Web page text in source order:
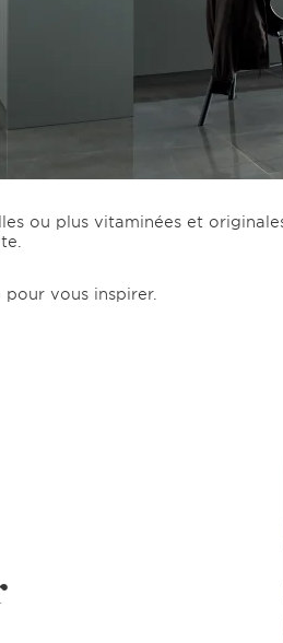
ou plus vitaminées et
pour vous inspirer.